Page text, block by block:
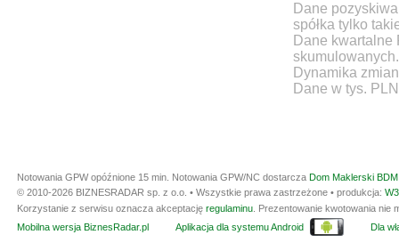
Dane
spółka tylko
Dane
skumulowanych.
Dynamika
Dane w tys. PLN
Notowania GPW opóźnione 15 min. Notowania GPW/NC dostarcza Dom Maklerski
© 2010-2026 BIZNESRADAR sp. z o.o. • Wszystkie prawa zastrzeżone • produkcja:
Korzystanie z serwisu oznacza akceptację regulaminu . Prezentowanie kwotowania
Mobilna wersja BiznesRadar.pl
Aplikacja dla systemu Android Dla